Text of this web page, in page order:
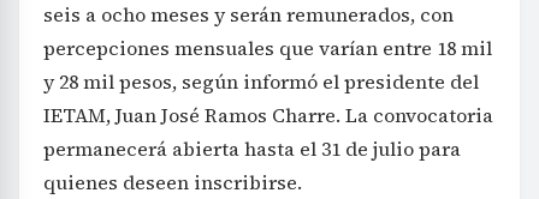
seis a ocho meses y serán remunerados, con
percepciones mensuales que varían entre 18 mil
y 28 mil pesos, según informó el presidente del
IETAM, Juan José Ramos Charre. La convocatoria
permanecerá abierta hasta el 31 de julio para
quienes deseen inscribirse.